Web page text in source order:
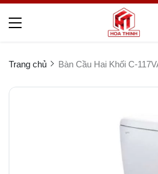
Trang chủ Bàn Cầu Hai Khối C-